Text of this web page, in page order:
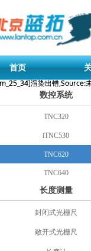
首页
数控系统
渲染出错,Source:
长度测量
TNC320
iTNC530
TNC620
TNC640
封闭式光栅尺
敞开式光栅尺
渲染出错,Source: